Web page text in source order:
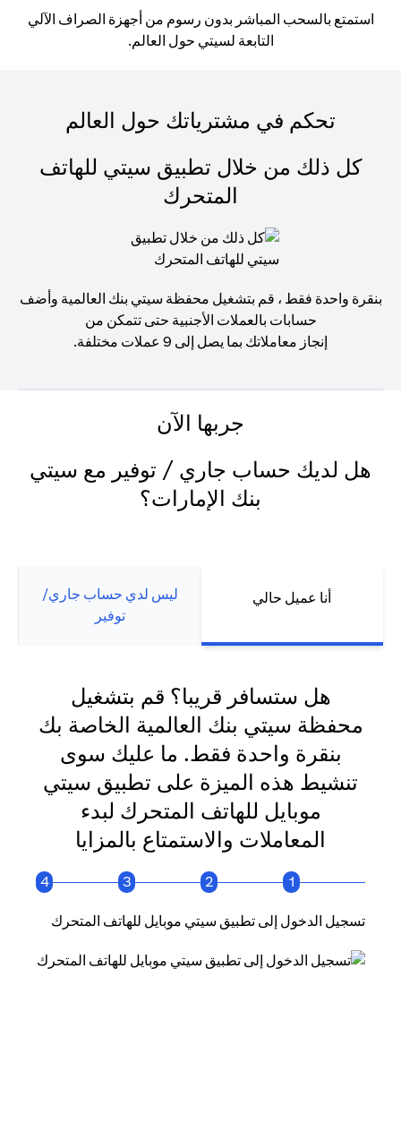
استمتع بالسحب المباشر بدون رسوم من أجهزة الصراف الآلي
التابعة لسيتي حول العالم.
تحكم في مشترياتك حول العالم
كل ذلك من خلال تطبيق سيتي للهاتف
المتحرك
بنقرة واحدة فقط ، قم بتشغيل محفظة سيتي بنك العالمية وأضف
حسابات بالعملات الأجنبية حتى تتمكن من
إنجاز معاملاتك بما يصل إلى 9 عملات مختلفة.
جربها الآن
هل لديك حساب جاري / توفير مع سيتي
بنك الإمارات؟
أنا عميل حالي
ليس لدي حساب جاري/
توفير
هل ستسافر قريبا؟ قم بتشغيل
محفظة سيتي بنك العالمية الخاصة بك
بنقرة واحدة فقط. ما عليك سوى
تنشيط هذه الميزة على تطبيق سيتي
موبايل للهاتف المتحرك لبدء
المعاملات والاستمتاع بالمزايا
1
2
3
4
تسجيل الدخول إلى تطبيق سيتي موبايل للهاتف المتحرك